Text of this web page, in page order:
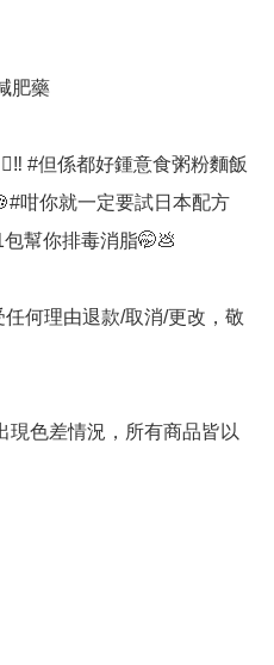
肥藥
#但係都好鍾意食粥粉麵飯
咁你就一定要試日本配方
包幫你排毒消脂🤭💩
何理由退款/取消/更改，敬
色差情況，所有商品皆以